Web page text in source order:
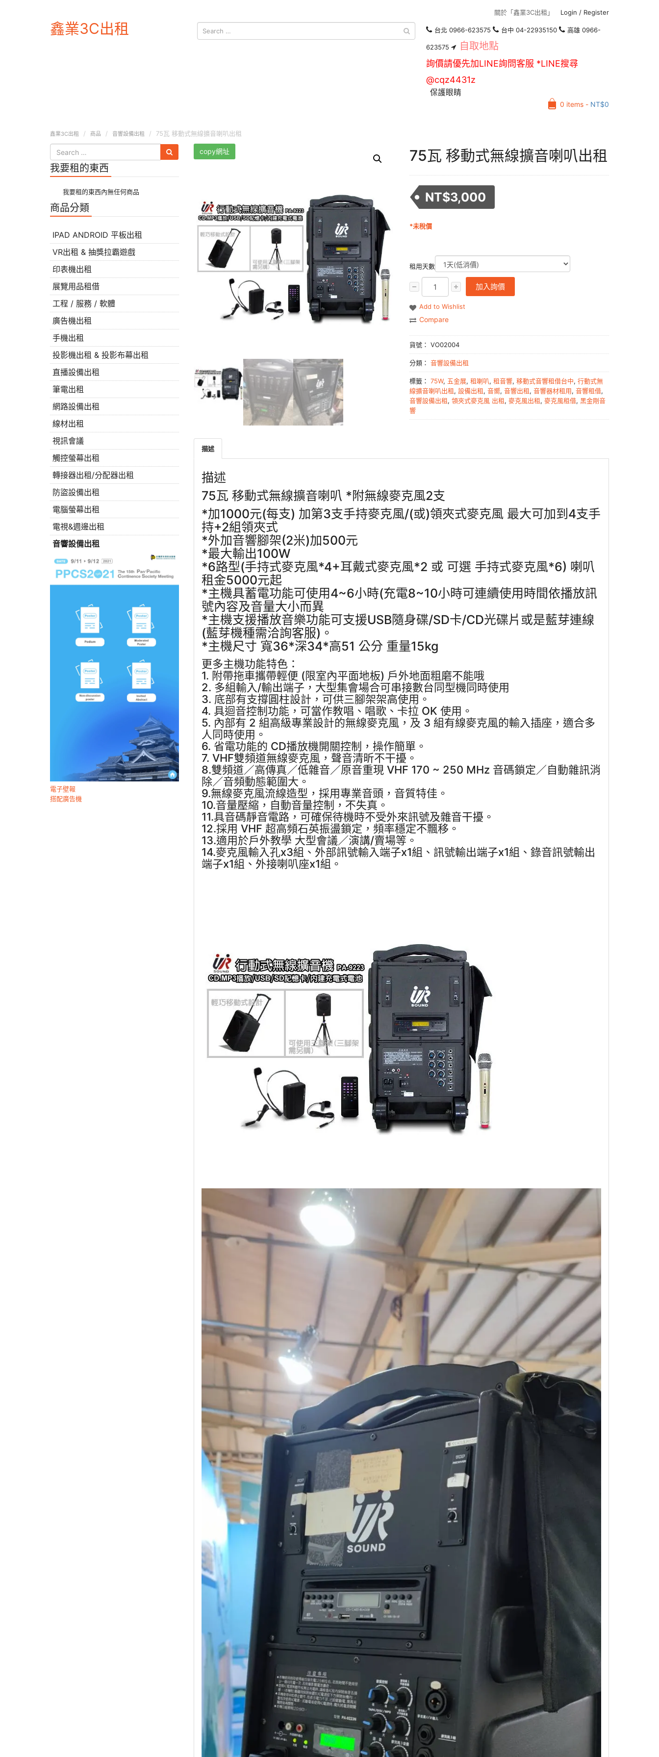
Login / Register
關於「鑫業3C出租」
鑫業3C出租 台北 0966-623575 台中 04-22935150 高雄 0966-
623575 自取地點
詢價請優先加LINE詢問客服 *LINE搜尋
@cqz4431z
保護眼睛
0 items - NT$0
鑫業3C出租 商品 音響設備出租 75瓦 移動式無線擴音喇叭出租
copy網址 75瓦 移動式無線擴音喇叭出租
NT$3,000
*未稅價
租用天數
加入詢價
Add to Wishlist
Compare
貨號：VO02004
分類：音響設備出租
標籤：75W, 五金展,租喇叭,租音響,移動式音響租借台中,行動式無
線擴音喇叭出租,設備出租,音嚮,音響出租,音響器材租用,音響租借,
音響設備出租,領夾式麥克風 出租,麥克風出租,麥克風租借,黑金剛音
響
描述
描述
75瓦 移動式無線擴音喇叭 *附無線麥克風2支
*加1000元(每支) 加第3支手持麥克風/(或)領夾式麥克風 最大可加到4支手
持+2組領夾式
*外加音響腳架(2米)加500元
*最大輸出100W
*6路型(手持式麥克風*4+耳戴式麥克風*2 或 可選 手持式麥克風*6) 喇叭
租金5000元起
*主機具蓄電功能可使用4~6小時(充電8~10小時可連續使用時間依播放訊
號內容及音量大小而異
*主機支援播放音樂功能可支援USB隨身碟/SD卡/CD光碟片或是藍芽連線
(藍芽機種需洽詢客服)。
*主機尺寸 寬36*深34*高51 公分 重量15kg
更多主機功能特色：
1. 附帶拖車攜帶輕便 (限室內平面地板) 戶外地面粗磨不能哦
2. 多組輸入/輸出端子，大型集會場合可串接數台同型機同時使用
3. 底部有支撐圓柱設計，可供三腳架架高使用。
4. 具迴音控制功能，可當作教唱、唱歌、卡拉 OK 使用。
5. 內部有 2 組高級專業設計的無線麥克風，及 3 組有線麥克風的輸入插座，適合多
人同時使用。
6. 省電功能的 CD播放機開關控制，操作簡單。
7. VHF雙頻道無線麥克風，聲音清昕不干擾。
8.雙頻道／高傳真／低雜音／原音重現 VHF 170 ~ 250 MHz 音碼鎖定／自動雜訊消
除／音頻動態範圍大。
9.無線麥克風流線造型，採用專業音頭，音質特佳。
10.音量壓縮，自動音量控制，不失真。
11.具音碼靜音電路，可確保待機時不受外來訊號及雜音干擾。
12.採用 VHF 超高頻石英振盪鎖定，頻率穩定不飄移。
13.適用於戶外教學 大型會議／演講/賣場等。
14.麥克風輸入孔x3組、外部訊號輸入端子x1組、訊號輸出端子x1組、錄音訊號輸出
端子x1組、外接喇叭座x1組。
我要租的東西
我要租的東西內無任何商品
商品分類
IPAD ANDROID 平板出租
VR出租 & 抽獎拉霸遊戲
印表機出租
展覽用品租借
工程 / 服務 / 軟體
廣告機出租
手機出租
投影機出租 & 投影布幕出租
直播設備出租
筆電出租
網路設備出租
線材出租
視訊會議
觸控螢幕出租
轉接器出租/分配器出租
防盜設備出租
電腦螢幕出租
電視&週邊出租
音響設備出租
電子壁報
搭配廣告機